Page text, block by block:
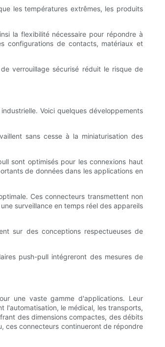
les températures extrêmes, les produits
la flexibilité nécessaire pour répondre à
configurations de contacts, matériaux et
verrouillage sécurisé réduit le risque de
Voici quelques développements
sans cesse à la miniaturisation des
sont optimisés pour les connexions haut
de données dans les applications en
Ces connecteurs transmettent non
surveillance en temps réel des appareils
sur des conceptions respectueuses de
push-pull intégreront des mesures de
une vaste gamme d'applications. Leur
l'automatisation, le médical, les transports,
des dimensions compactes, des débits
ces connecteurs continueront de répondre